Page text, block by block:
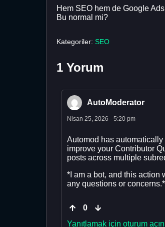
Hem SEO hem de Google
Bu normal mi?
Kategoriler: SEO
1 Yorum
AutoModerator
Nisan 25, 2026 - 5:20 pm
Automod has
improve your Contributor
posts across multiple
*I am a bot, and this action
any questions or concerns.*
0
Yanıtlamak için oturum açın